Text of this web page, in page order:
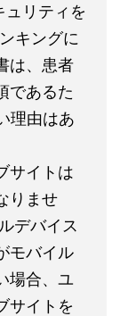
ュリティを
キングに
は、患者
であるた
理由はあ
サイトは
りませ
デバイス
モバイル
場合、ユ
サイトを